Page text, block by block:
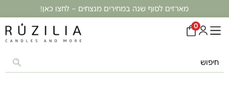
מארזים לסוף שנה במחירים מנצחים – לחצו כאן!
0